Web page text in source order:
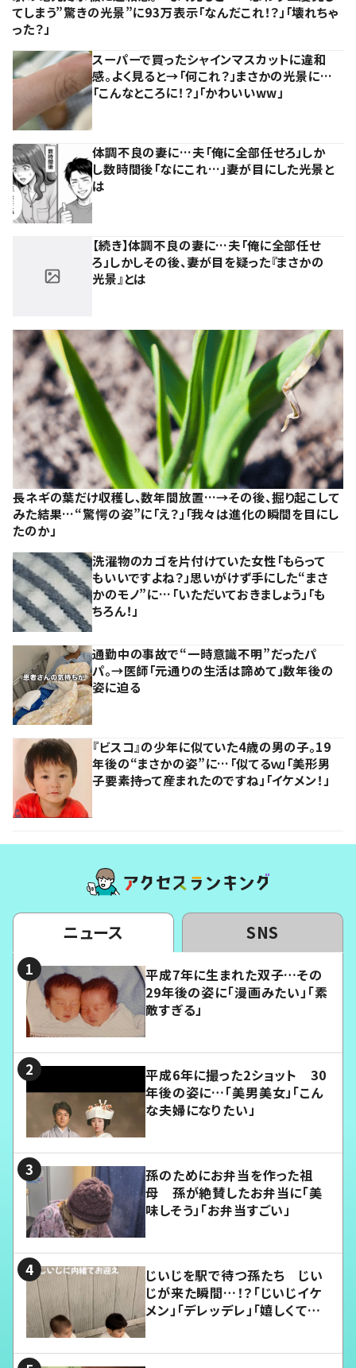
てしまう”驚きの光景”に93万表示「なんだこれ！？」「壊れちゃ
った？」
スーパーで買ったシャインマスカットに違和
感。よく見ると→「何これ？」まさかの光景に…
「こんなところに！？」「かわいいww」
体調不良の妻に…夫「俺に全部任せろ」しか
し数時間後「なにこれ…」妻が目にした光景と
は
【続き】体調不良の妻に…夫「俺に全部任せ
ろ」しかしその後、妻が目を疑った『まさかの
光景』とは
長ネギの葉だけ収穫し、数年間放置…→その後、掘り起こして
みた結果…“驚愕の姿”に「え？」「我々は進化の瞬間を目にし
たのか」
洗濯物のカゴを片付けていた女性「もらって
もいいですよね？」思いがけず手にした“まさ
かのモノ”に…「いただいておきましょう」「も
ちろん！」
通勤中の事故で“一時意識不明”だったパ
パ。→医師「元通りの生活は諦めて」数年後の
姿に迫る
『ビスコ』の少年に似ていた4歳の男の子。19
年後の“まさかの姿”に…「似てるｗ」「美形男
子要素持って産まれたのですね」「イケメン！」
ニュース SNS
平成7年に生まれた双子…その
29年後の姿に「漫画みたい」「素
敵すぎる」
平成6年に撮った2ショット 30
年後の姿に…「美男美女」「こん
な夫婦になりたい」
孫のためにお弁当を作った祖
母 孫が絶賛したお弁当に「美
味しそう」「お弁当すごい」
じいじを駅で待つ孫たち じい
じが来た瞬間…！？「じいじイケ
メン」「デレッデレ」「嬉しくて可